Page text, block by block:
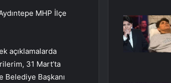
MHP İlçe
açıklamalarda
31 Mart’ta
Başkanı